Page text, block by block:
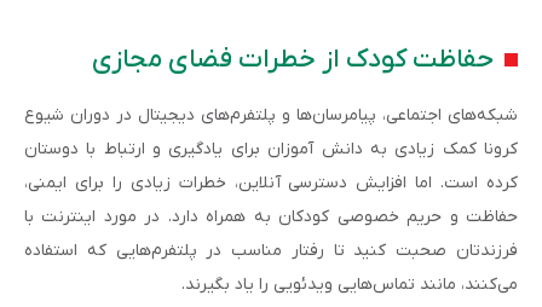
حفاظت کودک از خطرات فضای مجازی
شبکه‌های اجتماعی، پیام­رسان‌ها و پلتفرم‌های دیجیتال در دوران شیوع
کرونا کمک زیادی به دانش آموزان برای یادگیری و ارتباط با دوستان
کرده است. اما افزایش دسترسی آنلاین، خطرات زیادی را برای ایمنی،
حفاظت و حریم خصوصی کودکان به همراه دارد. در مورد اینترنت با
فرزندتان صحبت کنید تا رفتار مناسب در پلتفرم‌هایی که استفاده
می‌کنند، مانند تماس‌هایی ویدئویی را یاد بگیرند.